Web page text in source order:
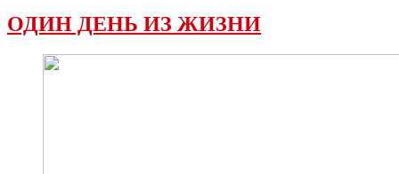
ОДИН ДЕНЬ ИЗ ЖИЗНИ